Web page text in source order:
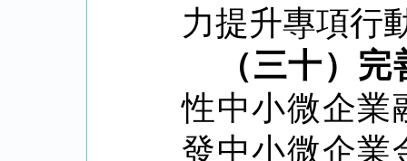
力提升專項行
（三十）
性中小微企業
發中小微企業